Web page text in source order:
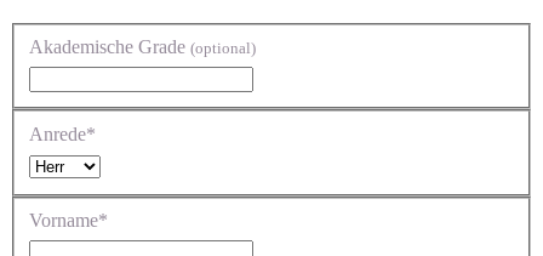
Akademische Grade (optional)
Anrede*
Vorname*